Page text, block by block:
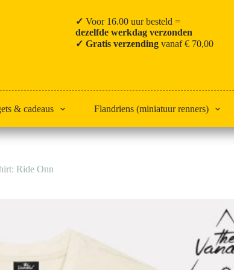
✓ Voor 16.00 uur besteld =
dezelfde werkdag verzonden
✓ Gratis verzendingvanaf € 70,00
& cadeaus Flandriens (miniatuur renners)
Ride Onn